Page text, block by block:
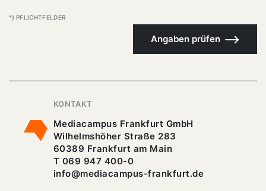
*) PFLICHTFELDER
Angaben prüfen
KONTAKT
Mediacampus Frankfurt GmbH
Wilhelmshöher Straße 283
60389 Frankfurt am Main
T 069 947 400-0
info@mediacampus-frankfurt.de